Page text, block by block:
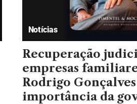
Notícias
Recuperação
empresas
Rodrigo
importância da